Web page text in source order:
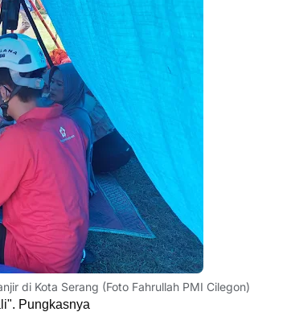
di Kota Serang (Foto Fahrullah PMI Cilegon)
Pungkasnya